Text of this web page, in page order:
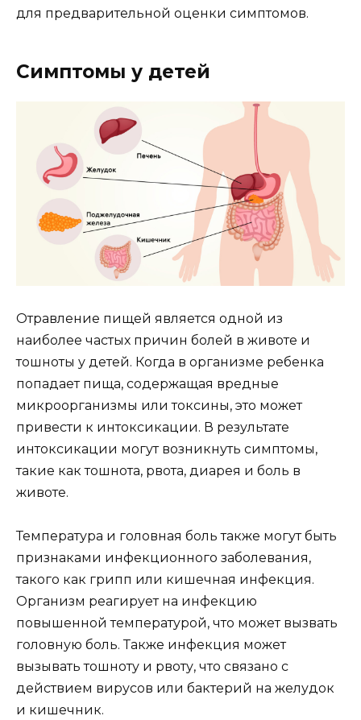
для предварительной оценки симптомов.
Симптомы у детей
Отравление пищей является одной из
наиболее частых причин болей в животе и
тошноты у детей. Когда в организме ребенка
попадает пища, содержащая вредные
микроорганизмы или токсины, это может
привести к интоксикации. В результате
интоксикации могут возникнуть симптомы,
такие как тошнота, рвота, диарея и боль в
животе.
Температура и головная боль также могут быть
признаками инфекционного заболевания,
такого как грипп или кишечная инфекция.
Организм реагирует на инфекцию
повышенной температурой, что может вызвать
головную боль. Также инфекция может
вызывать тошноту и рвоту, что связано с
действием вирусов или бактерий на желудок
и кишечник.